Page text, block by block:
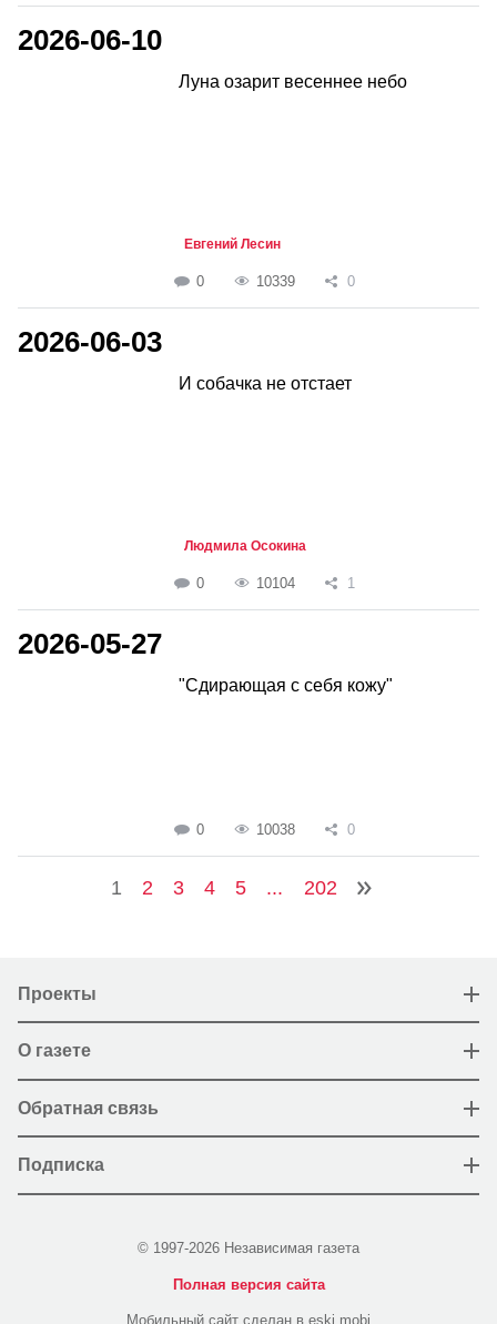
2026-06-10
Луна озарит весеннее небо
Евгений Лесин
0 10339 0
2026-06-03
И собачка не отстает
Людмила Осокина
0 10104 1
2026-05-27
"Сдирающая с себя кожу"
0 10038 0
1 2 3 4 5 ... 202
Проекты
О газете
Обратная связь
Подписка
© 1997-2026 Независимая газета
Полная версия сайта
Мобильный сайт сделан в eski.mobi